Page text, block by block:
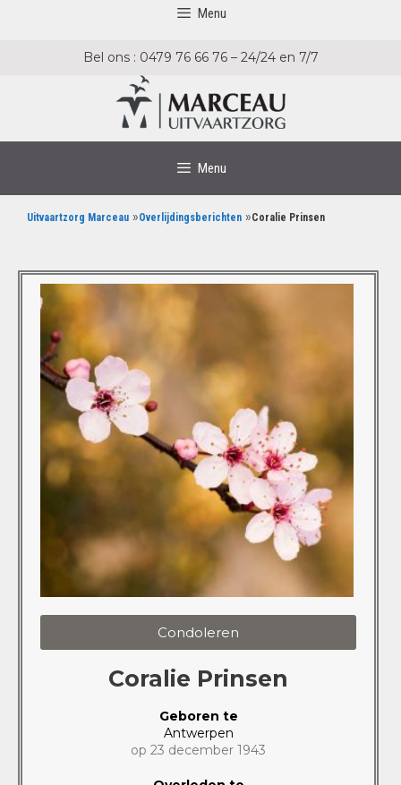
Menu
Bel ons : 0479 76 66 76 – 24/24 en 7/7
Menu
Uitvaartzorg Marceau »Overlijdingsberichten »Coralie Prinsen
Condoleren
Coralie Prinsen
Geboren te
Antwerpen
op 23 december 1943